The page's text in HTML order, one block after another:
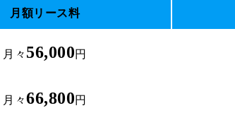
月額リース料
月々 56,000円
月々66,800円